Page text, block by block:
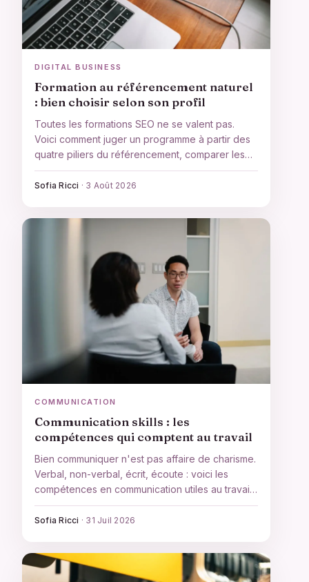
DIGITAL BUSINESS
Formation au référencement naturel
: bien choisir selon son profil
Toutes les formations SEO ne se valent pas.
Voici comment juger un programme à partir des
quatre piliers du référencement, comparer les
formats et choisir celle qui correspond vraiment
à votre niveau et à votre objectif.
Sofia Ricci · 3 Août 2026
COMMUNICATION
Communication skills : les
compétences qui comptent au travail
Bien communiquer n'est pas affaire de charisme.
Verbal, non-verbal, écrit, écoute : voici les
compétences en communication utiles au travail
et comment les développer.
Sofia Ricci · 31 Juil 2026